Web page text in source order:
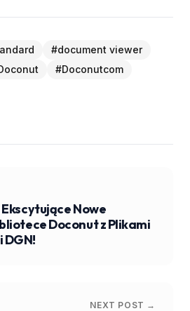
#document viewer
#Doconutcom
Nowe
Doconut z Plikami
DGN!
NEXT POST →